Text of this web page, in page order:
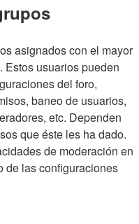
asignados con el mayor
Estos usuarios pueden
del foro,
baneo de usuarios,
etc. Dependen
que éste les ha dado.
de moderación en
de las configuraciones